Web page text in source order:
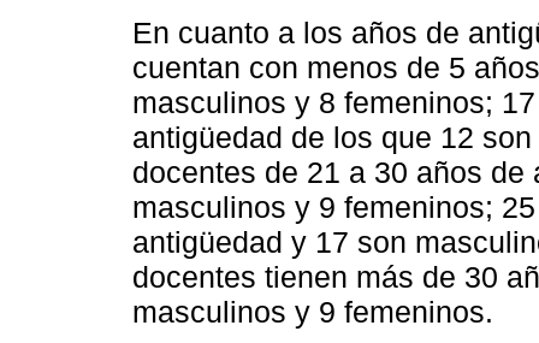
En cuanto a los años de
cuentan con menos de 5
masculinos y 8 femeninos;
antigüedad de los que 12
docentes de 21 a 30 años
masculinos y 9 femeninos;
antigüedad y 17 son
docentes tienen más de 30
masculinos y 9 femeninos.